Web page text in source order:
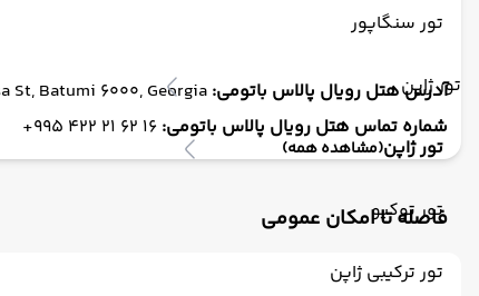
تور سنگاپور
تور ژاپن
تور ژاپن(مشاهده همه)
تور توکیو
تور ترکیبی ژاپن
آدرس هتل رویال پالاس باتومی:
شماره تماس هتل رویال پالاس باتومی:
فاصله تا امکان عمومی